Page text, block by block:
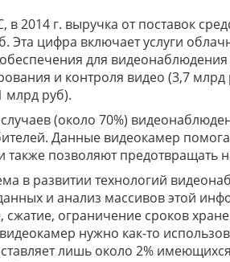
в 2014 г. выручка от поставок
Эта цифра включает услуги
для
и контроля видео (3,7
млрд руб).
(около 70%)
Данные видеокамер
также позволяют предотвращать
в развитии технологий
и анализ массивов этой
сжатие, ограничение сроков
нужно как-то
лишь около 2%